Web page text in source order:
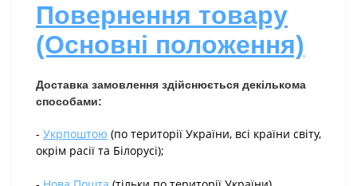
Повернення товару
(Основні положення)
Доставка замовлення здійснюється декількома
способами:
- Укрпоштою (по території України, всі країни світу,
окрім расії та Білорусі);